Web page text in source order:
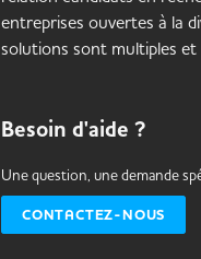
entreprises ouvertes à la
solutions sont multiples et
Besoin d'aide ?
Une question, une demande
CONTACTEZ-NOUS